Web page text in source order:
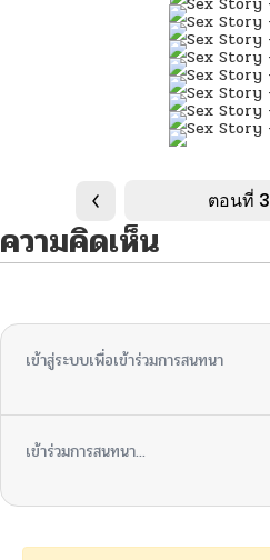
ตอนที่ 3
ความคิดเห็น
เข้าสู่ระบบเพื่อเข้าร่วมการสนทนา
เข้าร่วมการสนทนา...